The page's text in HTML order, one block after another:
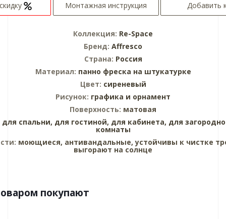
Монтажная инструкция Добавить
Коллекция: Re-Space
Бренд: Affresco
Страна: Россия
Материал: панно фреска на штукатурке
Цвет: сиреневый
Рисунок: графика и орнамент
Поверхность: матовая
для спальни, для гостиной, для кабинета, для
комнаты
моющиеся, антивандальные, устойчивы к чистке
выгорают на солнце
покупают